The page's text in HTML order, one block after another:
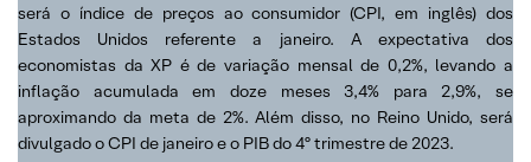
será o índice de preços ao consumidor (CPI, em inglês) dos
Estados Unidos referente a janeiro. A expectativa dos
economistas da XP é de variação mensal de 0,2%, levando a
inflação acumulada em doze meses 3,4% para 2,9%, se
aproximando da meta de 2%. Além disso, no Reino Unido, será
divulgado o CPI de janeiro e o PIB do 4º trimestre de 2023.